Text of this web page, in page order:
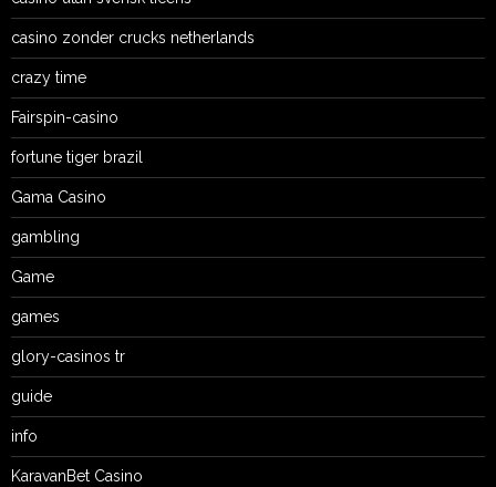
casino zonder crucks netherlands
crazy time
Fairspin-casino
fortune tiger brazil
Gama Casino
gambling
Game
games
glory-casinos tr
guide
info
KaravanBet Casino